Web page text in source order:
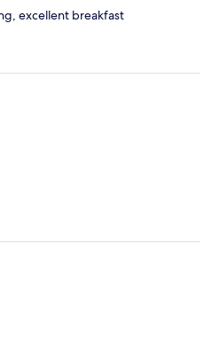
excellent breakfast